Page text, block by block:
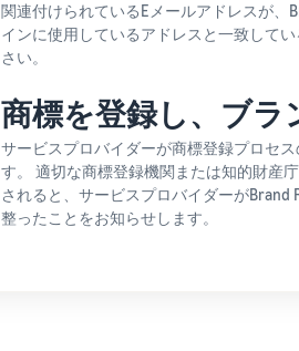
関連付けられているEメールアドレスが、
インに使用しているアドレスと一致して
さい。
商標を登録し、ブラ
サービスプロバイダーが商標登録プロセ
す。 適切な商標登録機関または知的財産
されると、サービスプロバイダーがBrand
整ったことをお知らせします。